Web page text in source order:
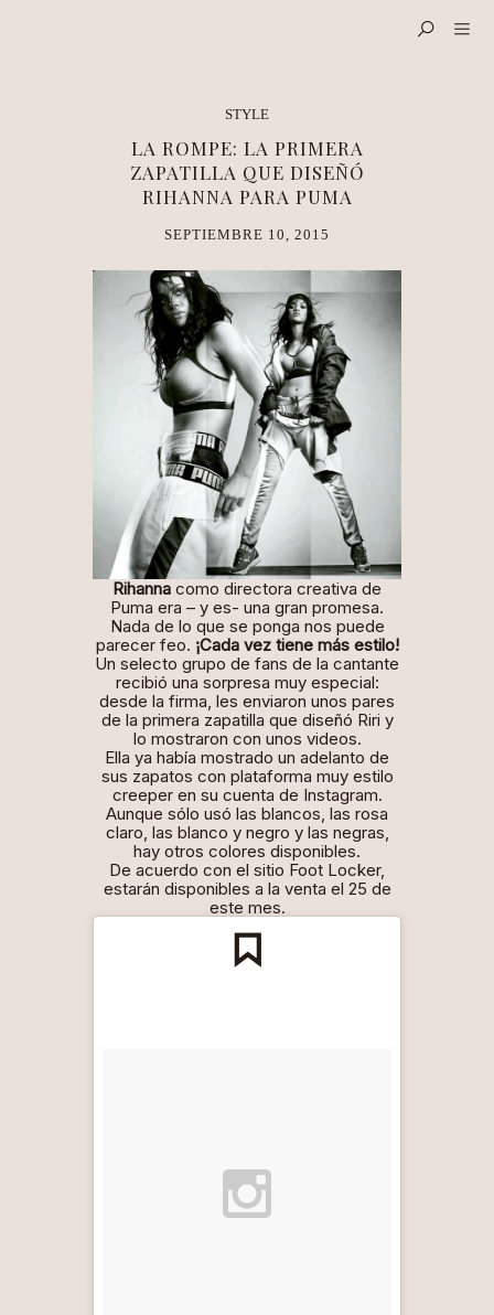
STYLE
LA ROMPE: LA PRIMERA
ZAPATILLA QUE DISEÑÓ
RIHANNA PARA PUMA
SEPTIEMBRE 10, 2015
Rihanna como directora creativa de
Puma era – y es- una gran promesa.
Nada de lo que se ponga nos puede
parecer feo. ¡Cada vez tiene más estilo!
Un selecto grupo de fans de la cantante
recibió una sorpresa muy especial:
desde la firma, les enviaron unos pares
de la primera zapatilla que diseñó Riri y
lo mostraron con unos videos.
Ella ya había mostrado un adelanto de
sus zapatos con plataforma muy estilo
creeper en su cuenta de Instagram.
Aunque sólo usó las blancos, las rosa
claro, las blanco y negro y las negras,
hay otros colores disponibles.
De acuerdo con el sitio Foot Locker,
estarán disponibles a la venta el 25 de
este mes.